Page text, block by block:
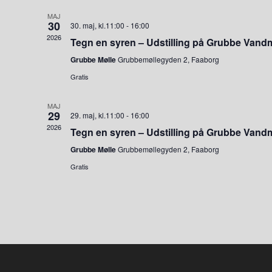
MAJ
30
2026
30. maj, kl.11:00 - 16:00
Tegn en syren – Udstilling på Grubbe
Grubbe MølleGrubbemøllegyden 2, Faaborg
Gratis
MAJ
29
2026
29. maj, kl.11:00 - 16:00
Tegn en syren – Udstilling på Grubbe
Grubbe MølleGrubbemøllegyden 2, Faaborg
Gratis